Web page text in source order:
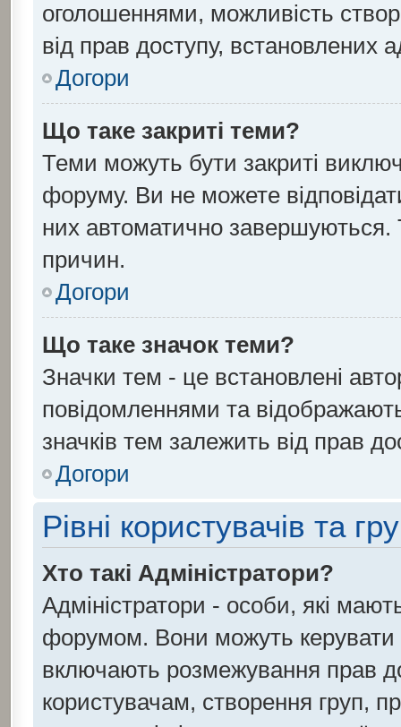
оголошеннями, можливість
від прав доступу, встановлених
Догори
Що таке закриті теми?
Теми можуть бути закриті
форуму. Ви не можете
них автоматично завершуються.
причин.
Догори
Що таке значок теми?
Значки тем - це встановлені
повідомленнями та
значків тем залежить від прав
Догори
Рівні користувачів та
Хто такі Адміністратори?
Адміністратори - особи, які
форумом. Вони можуть керувати
включають розмежування прав
користувачам, створення груп,